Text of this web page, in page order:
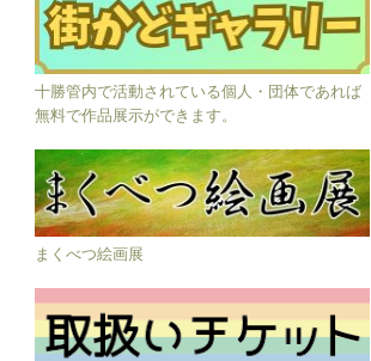
十勝管内で活動されている個人・団体であれば
無料で作品展示ができます。
まくべつ絵画展